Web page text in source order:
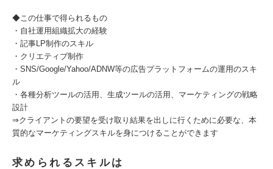
◆この仕事で得られるもの
・自社運用組織拡大の経験
・記事LP制作のスキル
・クリエティブ制作
・SNS/Google/Yahoo/ADNW等の広告プラットフォームの運用のスキ
ル
・各種分析ツールの活用、生成ツールの活用、マーケティングの戦略
設計
⇒クライアントの要望を受け取り結果を出しに行くために必要な、本
質的なマーケティングスキルを身につけることができます
求められるスキルは